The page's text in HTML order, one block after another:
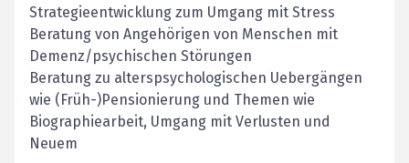
Strategieentwicklung zum Umgang mit Stress
Beratung von Angehörigen von Menschen mit
Demenz/psychischen Störungen
Beratung zu alterspsychologischen Uebergängen
wie (Früh-)Pensionierung und Themen wie
Biographiearbeit, Umgang mit Verlusten und
Neuem